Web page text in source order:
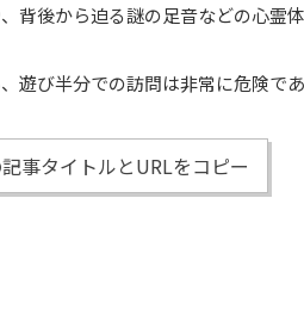
背後から迫る謎の足音などの心霊
遊び半分での訪問は非常に危険で
事タイトルとURLをコピー